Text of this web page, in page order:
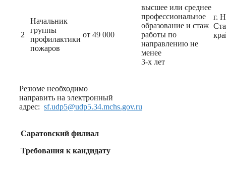
2
Начальник
группы
профилактики
пожаров
от 49 000
высшее или среднее
профессиональное
образование и стаж
работы по
направлению не
менее
3-х лет
г.
Резюме необходимо
направить на электронный
адрес: sf.udp5@udp5.34.mchs.gov.ru
Саратовский филиал
Требования к кандидату